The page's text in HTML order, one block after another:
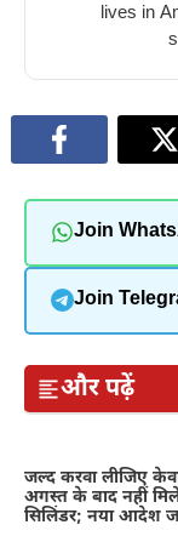
lives in
Join
Join
और पढ़ें
जल्द करवा लीजिए
अगस्त के बाद नहीं
सिलिंडर; नया आदेश